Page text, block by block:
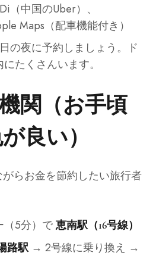
（中国のUber）、
Maps（配車機能付き）
の夜に予約しましょう。ド
たくさんいます。
関（お手頃
良い）
らお金を節約したい旅行者
（5分）で 恵南駅（16号線）
路駅→ 2号線に乗り換え →